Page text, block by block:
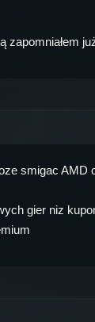
smigac AMD
gier niz